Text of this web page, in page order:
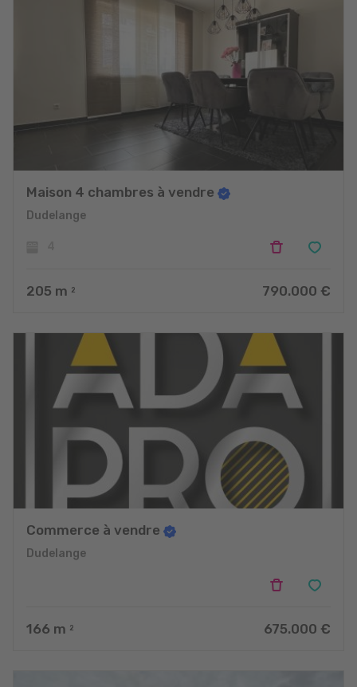
Maison 4 chambres à vendre
Dudelange
205 m 2 790.000 €
Commerce à vendre
Dudelange
166 m 2 675.000 €